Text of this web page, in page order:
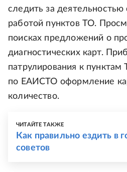
следить за деятельностью
работой пунктов ТО.
поисках предложений о
диагностических карт.
патрулирования к пунктам
по ЕАИСТО оформление
количество.
ЧИТАЙТЕ ТАКЖЕ
Как правильно ездить в
советов